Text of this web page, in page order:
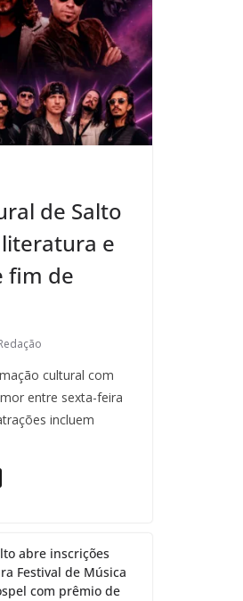
de Salto
e
fim de
cultural com
entre sexta-feira
incluem
abre inscrições
Festival de Música
com prêmio de